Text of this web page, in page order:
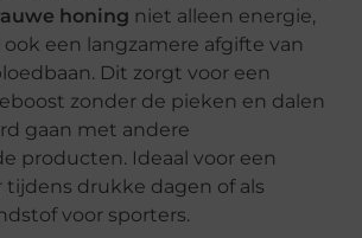
honing niet alleen energie,
een langzamere afgifte van
Dit zorgt voor een
zonder de pieken en dalen
gaan met andere
producten. Ideaal voor een
tijdens drukke dagen of als
voor sporters.